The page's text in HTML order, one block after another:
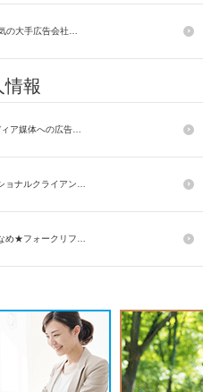
の大手広告会社…
情報
ア媒体への広告…
ョナルクライアン…
め★フォークリフ…